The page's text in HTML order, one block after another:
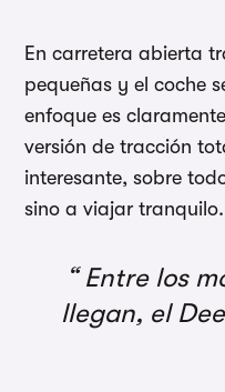
En carretera abierta
pequeñas y el coche
enfoque es
versión de tracción
interesante, sobre
sino a viajar tranquilo.
Entre los
llegan, el